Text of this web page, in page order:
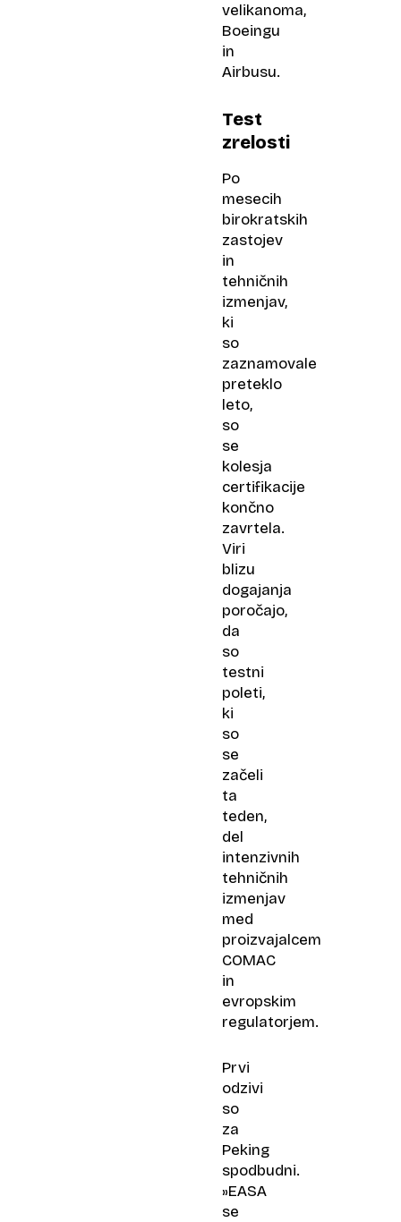
velikanoma,
Boeingu
in
Airbusu.
Test
zrelosti
Po
mesecih
birokratskih
zastojev
in
tehničnih
izmenjav,
ki
so
zaznamovale
preteklo
leto,
so
se
kolesja
certifikacije
končno
zavrtela.
Viri
blizu
dogajanja
poročajo,
da
so
testni
poleti,
ki
so
se
začeli
ta
teden,
del
intenzivnih
tehničnih
izmenjav
med
proizvajalcem
COMAC
in
evropskim
regulatorjem.
Prvi
odzivi
so
za
Peking
spodbudni.
»EASA
se